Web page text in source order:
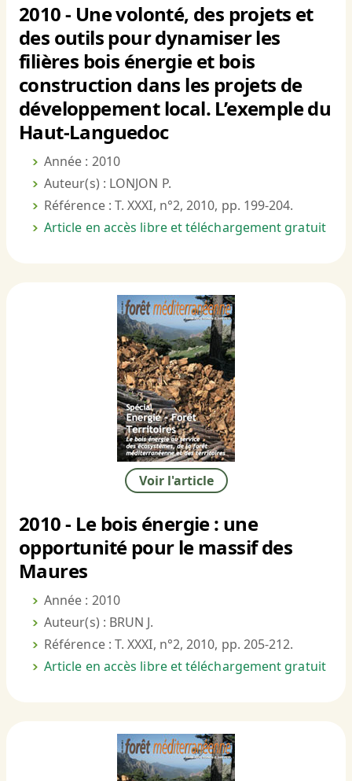
2010 - Une volonté, des projets et
des outils pour dynamiser les
filières bois énergie et bois
construction dans les projets de
développement local. L’exemple du
Haut-Languedoc
Année : 2010
Auteur(s) : LONJON P.
Référence : T. XXXI, n°2, 2010, pp. 199-204.
Article en accès libre et téléchargement gratuit
Voir l'article
2010 - Le bois énergie : une
opportunité pour le massif des
Maures
Année : 2010
Auteur(s) : BRUN J.
Référence : T. XXXI, n°2, 2010, pp. 205-212.
Article en accès libre et téléchargement gratuit